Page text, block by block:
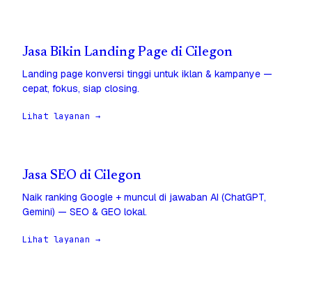
Jasa Bikin Landing Page di Cilegon
Landing page konversi tinggi untuk iklan & kampanye —
cepat, fokus, siap closing.
Lihat layanan →
Jasa SEO di Cilegon
Naik ranking Google + muncul di jawaban AI (ChatGPT,
Gemini) — SEO & GEO lokal.
Lihat layanan →